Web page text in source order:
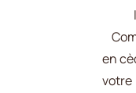
en
votre